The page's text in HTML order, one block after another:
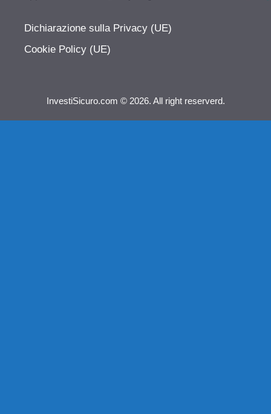
Dichiarazione sulla Privacy (UE)
Cookie Policy (UE)
InvestiSicuro.com © 2026. All right reserverd.